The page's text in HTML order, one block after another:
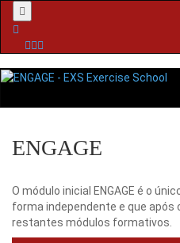
Menu
ENGAGE
O módulo inicial ENGAGE é o
forma independente e que após
restantes módulos formativos.